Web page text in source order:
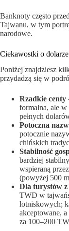
Banknoty często
Tajwanu, w tym
narodowe.
Ciekawostki o
Poniżej znajdziesz
przydadzą się w
Rzadkie centy
formalna, ale w
pełnych
Potoczna
potocznie
chińskich
Stabilność
bardziej
wspieraną
(powyżej 500
Dla turystów z
TWD w
lotniskowych;
akceptowane,
za 100–200